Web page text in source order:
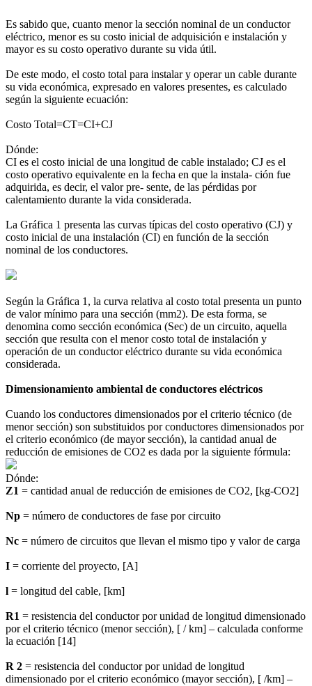
Es sabido que, cuanto menor la sección nominal de un conductor
eléctrico, menor es su costo inicial de adquisición e instalación y
mayor es su costo operativo durante su vida útil.
De este modo, el costo total para instalar y operar un cable durante
su vida económica, expresado en valores presentes, es calculado
según la siguiente ecuación:
Costo Total=CT=CI+CJ
Dónde:
CI es el costo inicial de una longitud de cable instalado; CJ es el
costo operativo equivalente en la fecha en que la instala- ción fue
adquirida, es decir, el valor pre- sente, de las pérdidas por
calentamiento durante la vida considerada.
La Gráfica 1 presenta las curvas típicas del costo operativo (CJ) y
costo inicial de una instalación (CI) en función de la sección
nominal de los conductores.
Según la Gráfica 1, la curva relativa al costo total presenta un punto
de valor mínimo para una sección (mm2). De esta forma, se
denomina como sección económica (Sec) de un circuito, aquella
sección que resulta con el menor costo total de instalación y
operación de un conductor eléctrico durante su vida económica
considerada.
Dimensionamiento ambiental de conductores eléctricos
Cuando los conductores dimensionados por el criterio técnico (de
menor sección) son substituidos por conductores dimensionados por
el criterio económico (de mayor sección), la cantidad anual de
reducción de emisiones de CO2 es dada por la siguiente fórmula:
Dónde:
Z1 = cantidad anual de reducción de emisiones de CO2, [kg-CO2]
Np = número de conductores de fase por circuito
Nc = número de circuitos que llevan el mismo tipo y valor de carga
I = corriente del proyecto, [A]
l = longitud del cable, [km]
R1 = resistencia del conductor por unidad de longitud dimensionado
por el criterio técnico (menor sección), [ / km] – calculada conforme
la ecuación [14]
R 2 = resistencia del conductor por unidad de longitud
dimensionado por el criterio económico (mayor sección), [ /km] –